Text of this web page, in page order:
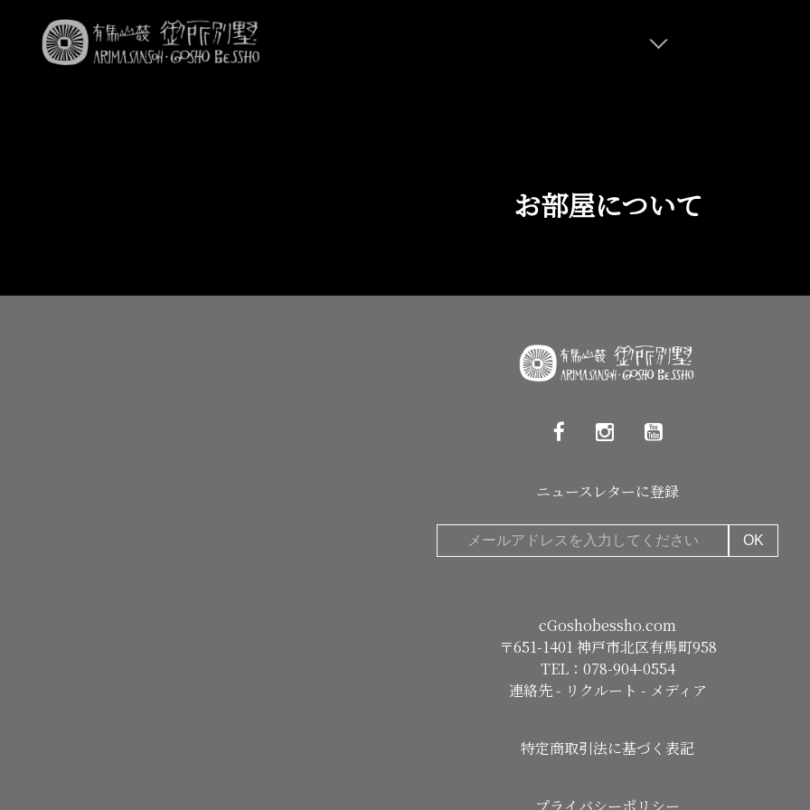
お部屋について
ニュースレターに登録
cGoshobessho.com
〒651-1401 神戸市北区有馬町958
TEL：078-904-0554
連絡先- リクルート - メディア
特定商取引法に基づく表記
プライバシーポリシー